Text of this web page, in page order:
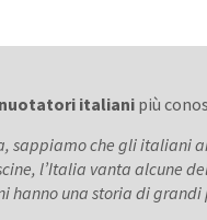
nuotatori italiani più
sappiamo che gli italiani
l’Italia vanta alcune
hanno una storia di